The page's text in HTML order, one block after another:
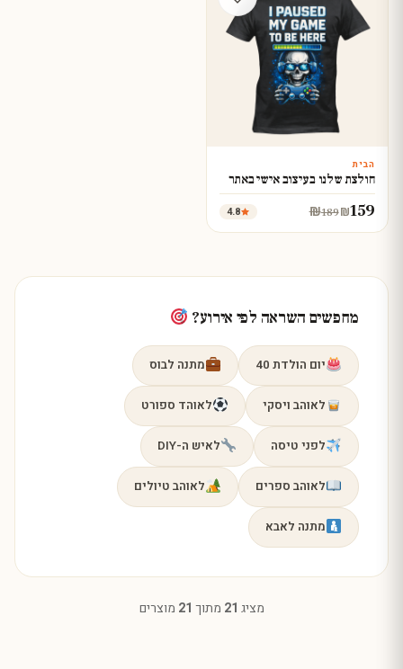
עצב עכשיו
הבית
חולצת שלנו בעיצוב אישי באתר
₪159
₪189
4.8
מחפשים השראה לפי אירוע?
יום הולדת 40 מתנה לבוס
לאוהב ויסקי לאוהד ספורט
לפני טיסה לאיש ה-DIY
לאוהב ספרים לאוהב טיולים
מתנה לאבא
מציג 21 מתוך 21 מוצרים